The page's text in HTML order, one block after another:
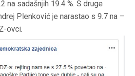
na sadašnjih 19.4 %. S druge
Plenković je narastao s 9.7 na –
ovci.